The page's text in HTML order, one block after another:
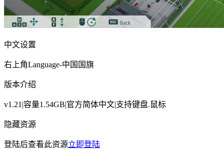
中文设置
右上角Language-中国国旗
版本介绍
v1.21|容量1.54GB|官方简体中文|支持键盘.鼠标
隐藏资源
登陆后查看此资源立即登陆